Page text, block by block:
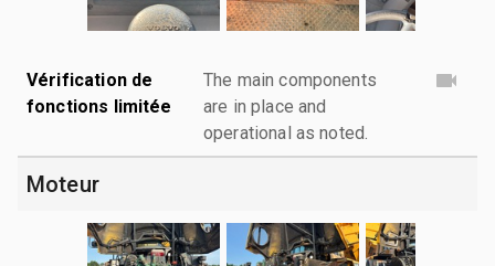
Vérification de
fonctions limitée
The main components
are in place and
operational as noted.
Moteur